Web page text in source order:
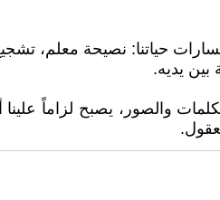
حياتنا: نصيحة معلم،
يديه.
والصور، يصبح لزاماً علينا